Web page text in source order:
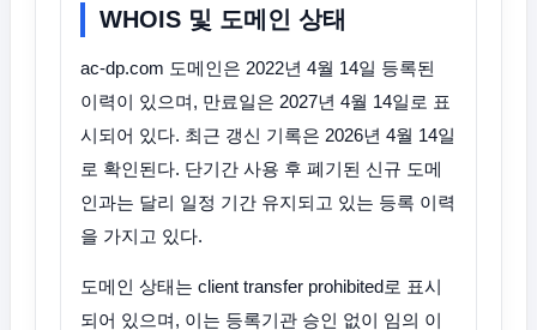
WHOIS 및 도메인 상태
ac-dp.com 도메인은 2022년 4월 14일 등록된
이력이 있으며, 만료일은 2027년 4월 14일로 표
시되어 있다. 최근 갱신 기록은 2026년 4월 14일
로 확인된다. 단기간 사용 후 폐기된 신규 도메
인과는 달리 일정 기간 유지되고 있는 등록 이력
을 가지고 있다.
도메인 상태는 client transfer prohibited로 표시
되어 있으며, 이는 등록기관 승인 없이 임의 이